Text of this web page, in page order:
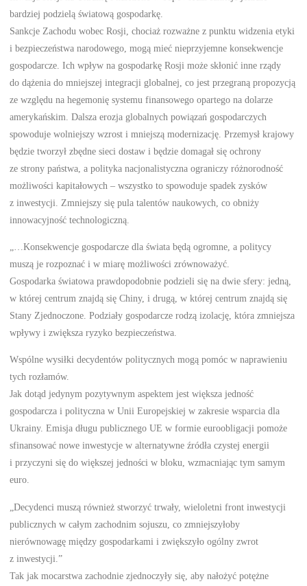
bardziej podzielą światową gospodarkę.
Sankcje Zachodu wobec Rosji, chociaż rozważne z punktu widzenia etyki
i bezpieczeństwa narodowego, mogą mieć nieprzyjemne konsekwencje
gospodarcze. Ich wpływ na gospodarkę Rosji może skłonić inne rządy
do dążenia do mniejszej integracji globalnej, co jest przegraną propozycją
ze względu na hegemonię systemu finansowego opartego na dolarze
amerykańskim. Dalsza erozja globalnych powiązań gospodarczych
spowoduje wolniejszy wzrost i mniejszą modernizację. Przemysł krajowy
będzie tworzył zbędne sieci dostaw i będzie domagał się ochrony
ze strony państwa, a polityka nacjonalistyczna ograniczy różnorodność
możliwości kapitałowych – wszystko to spowoduje spadek zysków
z inwestycji. Zmniejszy się pula talentów naukowych, co obniży
innowacyjność technologiczną.
„…Konsekwencje gospodarcze dla świata będą ogromne, a politycy
muszą je rozpoznać i w miarę możliwości zrównoważyć.
Gospodarka światowa prawdopodobnie podzieli się na dwie sfery: jedną,
w której centrum znajdą się Chiny, i drugą, w której centrum znajdą się
Stany Zjednoczone. Podziały gospodarcze rodzą izolację, która zmniejsza
wpływy i zwiększa ryzyko bezpieczeństwa.
Wspólne wysiłki decydentów politycznych mogą pomóc w naprawieniu
tych rozłamów.
Jak dotąd jedynym pozytywnym aspektem jest większa jedność
gospodarcza i polityczna w Unii Europejskiej w zakresie wsparcia dla
Ukrainy. Emisja długu publicznego UE w formie euroobligacji pomoże
sfinansować nowe inwestycje w alternatywne źródła czystej energii
i przyczyni się do większej jedności w bloku, wzmacniając tym samym
euro.
„Decydenci muszą również stworzyć trwały, wieloletni front inwestycji
publicznych w całym zachodnim sojuszu, co zmniejszyłoby
nierównowagę między gospodarkami i zwiększyło ogólny zwrot
z inwestycji.”
Tak jak mocarstwa zachodnie zjednoczyły się, aby nałożyć potężne